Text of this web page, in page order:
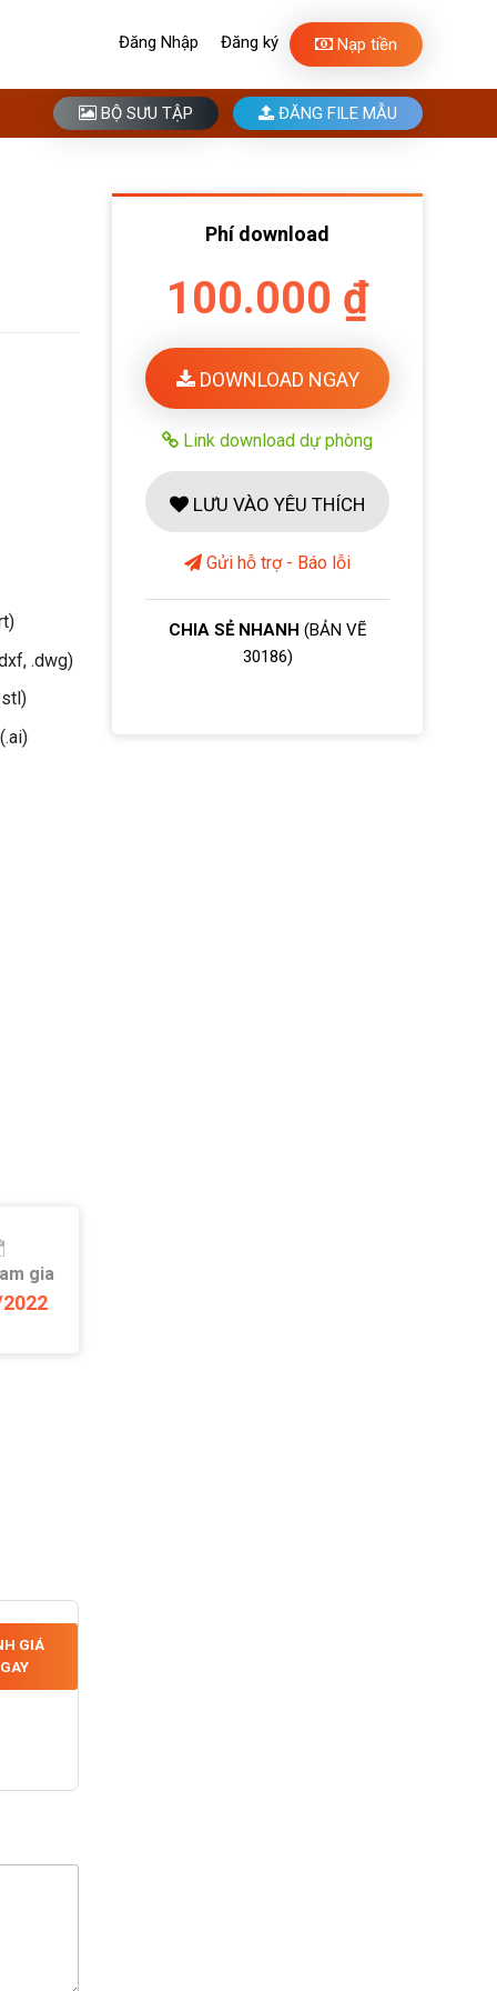
Đăng Nhập Đăng ký Nạp tiền
BỘ SƯU TẬP ĐĂNG FILE MẪU
.dwg)
gia
GIÁ
Phí download
100.000 ₫
DOWNLOAD NGAY
Link download dự phòng
LƯU VÀO YÊU THÍCH
Gửi hỗ trợ - Báo lỗi
CHIA SẺ NHANH (BẢN VẼ
30186)